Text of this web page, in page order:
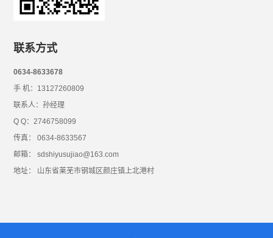
联系方式
0634-8633678
手 机：13127260809
联系人：孙经理
Q Q：2746758099
传真： 0634-8633567
邮箱： sdshiyusujiao@163.com
地址： 山东省莱芜市钢城区颜庄镇上北港村